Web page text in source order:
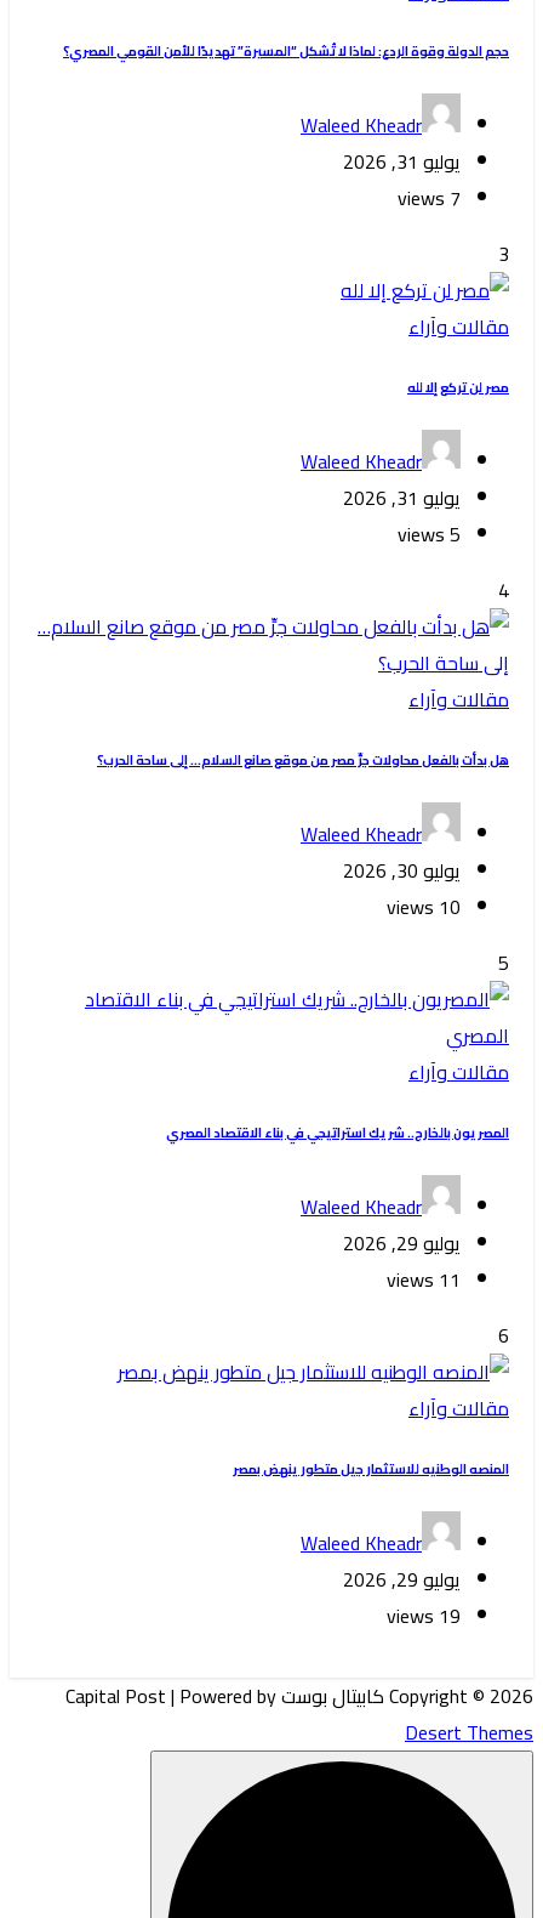
حجم الدولة وقوة الردع: لماذا لا تُشكل “المسيرة” تهديدًا للأمن القومي المصري؟
Waleed Kheadr
يوليو 31, 2026
7 views
3
مقالات وآراء
‏مصر لن تركع إلا لله
Waleed Kheadr
يوليو 31, 2026
5 views
4
مقالات وآراء
هل بدأت بالفعل محاولات جرِّ مصر من موقع صانع السلام… إلى ساحة الحرب؟
Waleed Kheadr
يوليو 30, 2026
10 views
5
مقالات وآراء
المصريون بالخارج.. شريك استراتيجي في بناء الاقتصاد المصري
Waleed Kheadr
يوليو 29, 2026
11 views
6
مقالات وآراء
المنصه الوطنيه للاستثمار جيل متطور ينهض بمصر
Waleed Kheadr
يوليو 29, 2026
19 views
Copyright © 2026 كابيتال بوست Capital Post | Powered by
Desert Themes